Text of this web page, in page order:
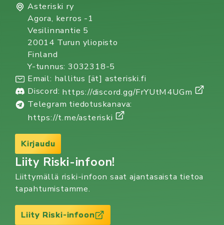
Asteriski ry
Agora, kerros -1
Vesilinnantie 5
20014 Turun yliopisto
Finland
Y-tunnus: 3032318-5
Email: hallitus [ät] asteriski.fi
Discord: https://discord.gg/FrYUtM4UGm
Telegram tiedotuskanava:
https://t.me/asteriski
Kirjaudu
Liity Riski-infoon!
Liittymällä riski-infoon saat ajantasaista tietoa
tapahtumistamme.
Liity Riski-infoon